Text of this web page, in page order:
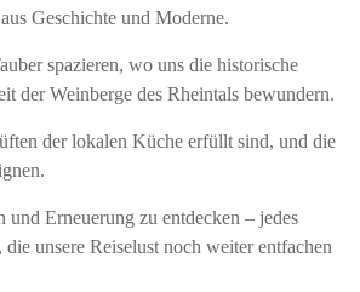
Geschichte und Moderne.
spazieren, wo uns die historische
der Weinberge des Rheintals bewundern.
der lokalen Küche erfüllt sind, und die
Erneuerung zu entdecken – jedes
unsere Reiselust noch weiter entfachen